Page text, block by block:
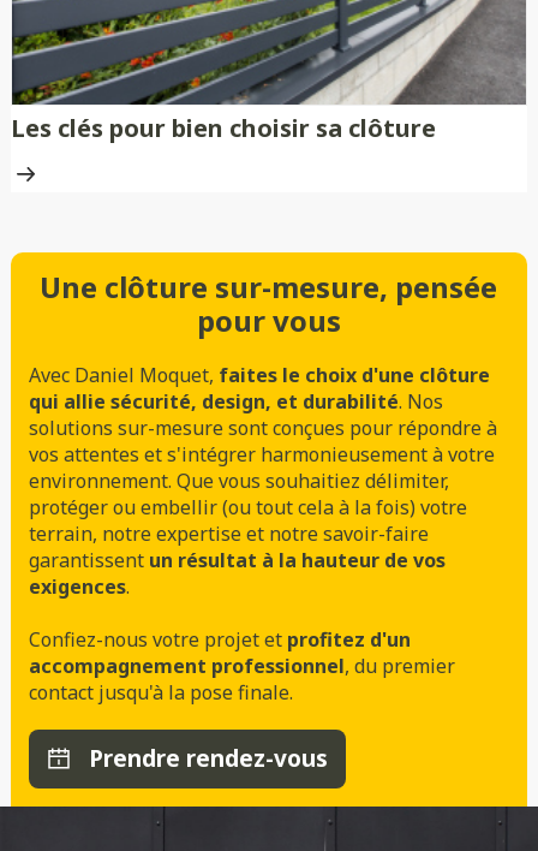
Les clés pour bien choisir sa clôture
Une clôture sur-mesure, pensée
pour vous
Avec Daniel Moquet, faites le choix d'une clôture
qui allie sécurité, design, et durabilité. Nos
solutions sur-mesure sont conçues pour répondre à
vos attentes et s'intégrer harmonieusement à votre
environnement. Que vous souhaitiez délimiter,
protéger ou embellir (ou tout cela à la fois) votre
terrain, notre expertise et notre savoir-faire
garantissent un résultat à la hauteur de vos
exigences.
Confiez-nous votre projet et profitez d'un
accompagnement professionnel, du premier
contact jusqu'à la pose finale.
Prendre rendez-vous